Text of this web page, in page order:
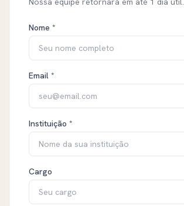
Nome *
Email *
Instituição *
Cargo